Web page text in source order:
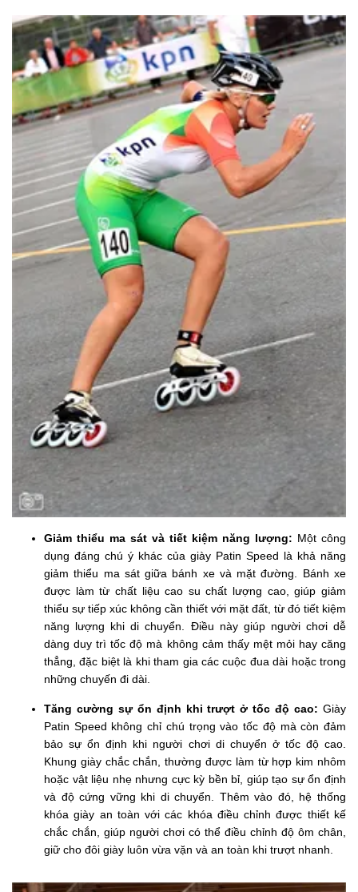
Giảm thiểu ma sát và tiết kiệm năng lượng: Một công
dụng đáng chú ý khác của giày Patin Speed là khả năng
giảm thiểu ma sát giữa bánh xe và mặt đường. Bánh xe
được làm từ chất liệu cao su chất lượng cao, giúp giảm
thiểu sự tiếp xúc không cần thiết với mặt đất, từ đó tiết kiệm
năng lượng khi di chuyển. Điều này giúp người chơi dễ
dàng duy trì tốc độ mà không cảm thấy mệt mỏi hay căng
thẳng, đặc biệt là khi tham gia các cuộc đua dài hoặc trong
những chuyến đi dài.
Tăng cường sự ổn định khi trượt ở tốc độ cao: Giày
Patin Speed không chỉ chú trọng vào tốc độ mà còn đảm
bảo sự ổn định khi người chơi di chuyển ở tốc độ cao.
Khung giày chắc chắn, thường được làm từ hợp kim nhôm
hoặc vật liệu nhẹ nhưng cực kỳ bền bỉ, giúp tạo sự ổn định
và độ cứng vững khi di chuyển. Thêm vào đó, hệ thống
khóa giày an toàn với các khóa điều chỉnh được thiết kế
chắc chắn, giúp người chơi có thể điều chỉnh độ ôm chân,
giữ cho đôi giày luôn vừa vặn và an toàn khi trượt nhanh.